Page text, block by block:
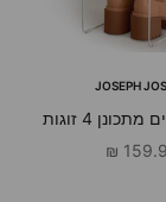
JOSEPH
4 זוגות
מבצע